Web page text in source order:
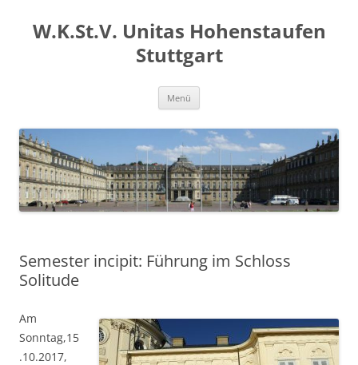
springen
W.K.St.V. Unitas Hohenstaufen
Stuttgart
Menü
Semester incipit: Führung im Schloss
Solitude
Am
Sonntag,15
.10.2017,